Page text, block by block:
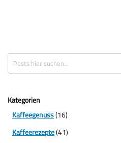
Suche
Kategorien
Kaffeegenuss(16)
Kaffeerezepte(41)